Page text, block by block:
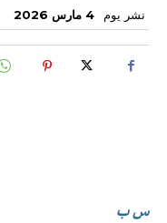
نشر يوم 4 مارس 2026
س ب